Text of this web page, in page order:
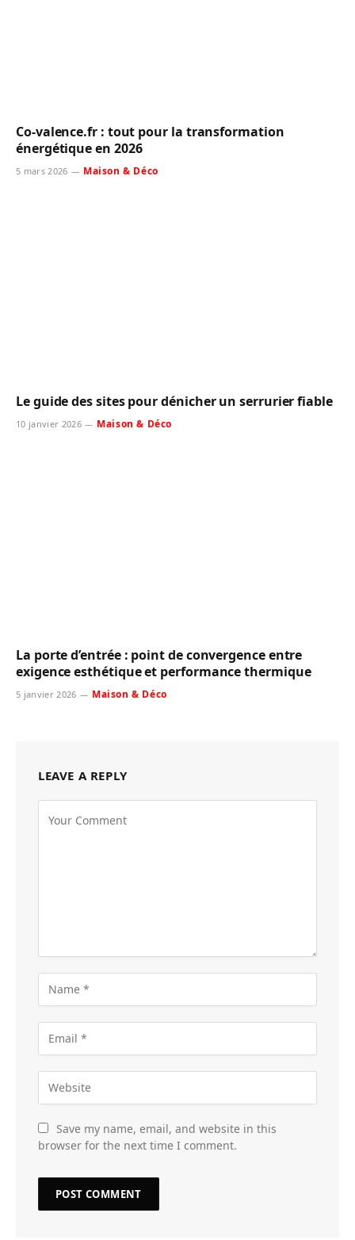
Co-valence.fr : tout pour la transformation
énergétique en 2026
5 mars 2026 Maison & Déco
Le guide des sites pour dénicher un serrurier fiable
10 janvier 2026 Maison & Déco
La porte d’entrée : point de convergence entre
exigence esthétique et performance thermique
5 janvier 2026 Maison & Déco
LEAVE A REPLY
Save my name, email, and website in this
browser for the next time I comment.